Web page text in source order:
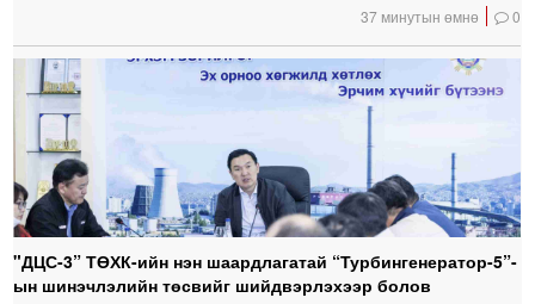
37 минутын өмнө 0
"ДЦС-3” ТӨХК-ийн нэн шаардлагатай “Турбингенератор-5”-
ын шинэчлэлийн төсвийг шийдвэрлэхээр болов